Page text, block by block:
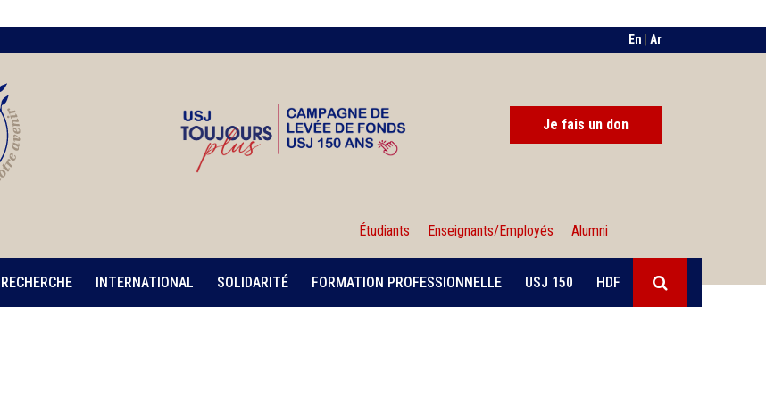
En
Ar
Je fais un don
Étudiants Enseignants/Employés Alumni
RECHERCHE INTERNATIONAL SOLIDARITÉ FORMATION PROFESSIONNELLE USJ 150 HDF